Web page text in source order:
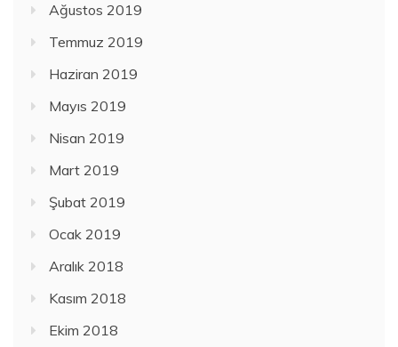
Ağustos 2019
Temmuz 2019
Haziran 2019
Mayıs 2019
Nisan 2019
Mart 2019
Şubat 2019
Ocak 2019
Aralık 2018
Kasım 2018
Ekim 2018